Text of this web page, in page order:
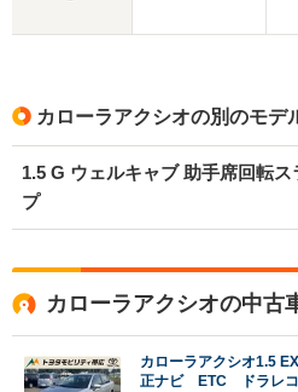
カローラアクシオの別のモデ
1.5 G ウェルキャブ 助手席回転
プ
カローラアクシオの中古
カローラアクシオ1.5
正ナビ ETC ドラレコ